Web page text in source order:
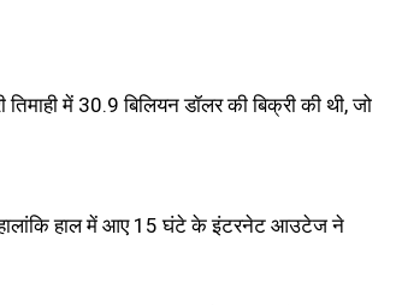
में 30.9 बिलियन डॉलर की बिक्री की थी, जो
हालांकि हाल में आए 15 घंटे के इंटरनेट आउटेज ने